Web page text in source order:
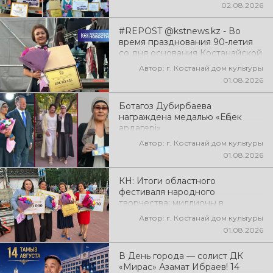
02.08.2026
#REPOST @kstnews.kz - Во
время празднования 90-летия
со дня основания Костанайской
области подвели итоги 38-го
фестиваля самодеятельного
Автор: г. Костанай дом культуры
01.08.2026
Ботагоз Дубирбаева
награждена медалью «Еңбек
ардагері»
Автор: г. Костанай дом культуры
01.08.2026
КН: Итоги областного
фестиваля народного
творчества: миллионы в
культуруАвтор: г. Костанай дом культуры
01.08.2026
В День города — солист ДК
«Мирас» Азамат Ибраев! 14